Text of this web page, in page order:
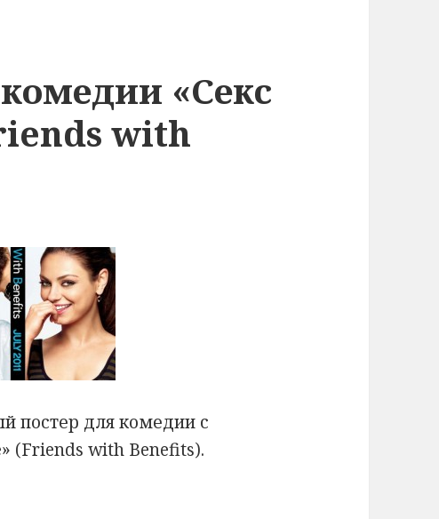
«Секс
with
постер для комедии с
» (Friends with Benefits).
«Секс по дружбе» (Friends with Benefits)